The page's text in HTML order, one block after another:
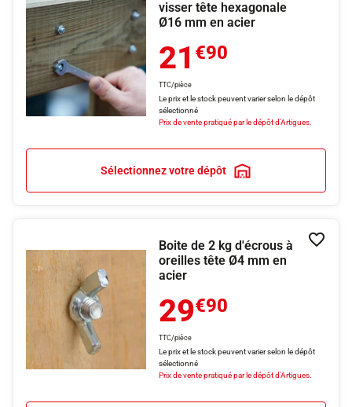
visser tête hexagonale
Ø16 mm en acier
21 €90
TTC/pièce
Le prix et le stock peuvent varier selon le dépôt
sélectionné
Prix de vente pratiqué par le dépôt d'Artigues.
Sélectionnez votre dépôt
Boite de 2 kg d'écrous à
oreilles tête Ø4 mm en
acier
29€90
TTC/pièce
Le prix et le stock peuvent varier selon le dépôt
sélectionné
Prix de vente pratiqué par le dépôt d'Artigues.